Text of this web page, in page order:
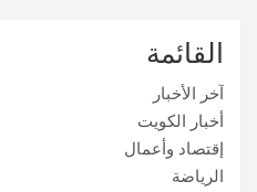
القائمة
آخر الأخبار
أخبار الكويت
إقتصاد وأعمال
الرياضة